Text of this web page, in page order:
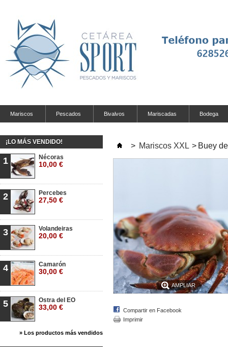
Mariscos Pescados Bivalvos Mariscadas Bodega
¡LO MÁS VENDIDO!
1 Nécoras
10,00 €
2 Percebes
27,50 €
3 Volandeiras
20,00 €
4 Camarón
30,00 €
5 Ostra del EO
33,00 €
» Los productos más vendidos
> Mariscos XXL > Buey
AMPLIAR
Compartir en Facebook
Imprimir